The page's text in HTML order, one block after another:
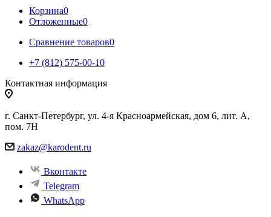
Корзина0
Отложенные0
Сравнение товаров0
+7 (812) 575-00-10
Контактная информация
г. Санкт-Петербург, ул. 4-я Красноармейская, дом 6, лит. А,
пом. 7Н
zakaz@karodent.ru
Вконтакте
Telegram
WhatsApp